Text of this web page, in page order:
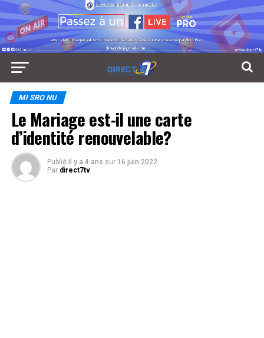
MI SRO NU
Le Mariage est-il une carte
d’identité renouvelable?
Publié il y a 4 ans sur 16 juin 2022
Par direct7tv